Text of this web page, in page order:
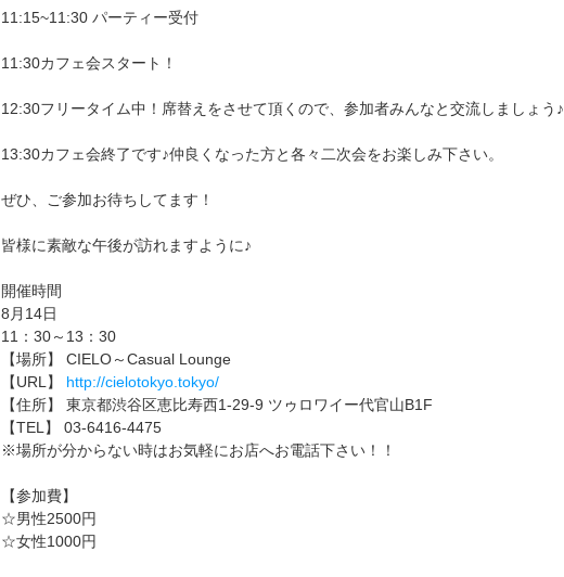
11:15~11:30 パーティー受付
11:30カフェ会スタート！
12:30フリータイム中！席替えをさせて頂くので、参加者みんなと交流しましょう♪
13:30カフェ会終了です♪仲良くなった方と各々二次会をお楽しみ下さい。
ぜひ、ご参加お待ちしてます！
皆様に素敵な午後が訪れますように♪
開催時間
8月14日
11：30～13：30
【場所】 CIELO～Casual Lounge
【URL】 http://cielotokyo.tokyo/
【住所】 東京都渋谷区恵比寿西1-29-9 ツゥロワイー代官山B1F
【TEL】 03-6416-4475
※場所が分からない時はお気軽にお店へお電話下さい！！
【参加費】
☆男性2500円
☆女性1000円